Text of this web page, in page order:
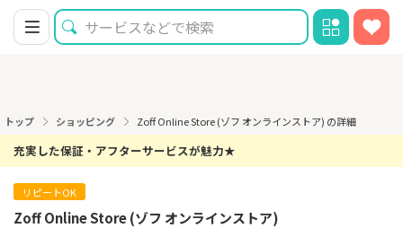
トップ ショッピング Zoff Online Store (ゾフ オンラインストア) の詳細
充実した保証・アフターサービスが魅力★
リピートOK
Zoff Online Store (ゾフ オンラインストア)